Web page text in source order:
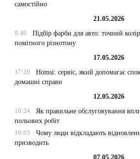
самостійно
21.05.2026
9:40
Підбір фарби для авто: точний
помітного різнотону
17.05.2026
17:20
Homsi: сервіс, який допомагає
домашні справи
12.05.2026
16:24
Як правильне обслуговування
польових робіт
16:05
Чому люди відкладають
призводить
07.05.2026